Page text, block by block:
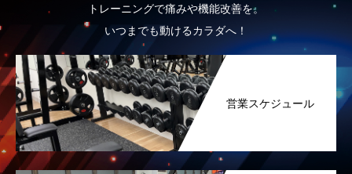
トレーニングで痛みや機能改善を。
いつまでも動けるカラダへ！
営業スケジュール